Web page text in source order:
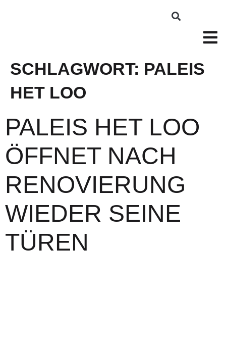
SCHLAGWORT: PALEIS
HET LOO
PALEIS HET LOO
ÖFFNET NACH
RENOVIERUNG
WIEDER SEINE
TÜREN